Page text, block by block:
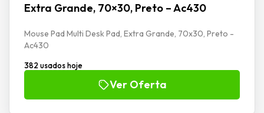
Extra Grande, 70×30, Preto – Ac430
Mouse Pad Multi Desk Pad, Extra Grande, 70x30, Preto -
Ac430
382 usados hoje
Ver Oferta